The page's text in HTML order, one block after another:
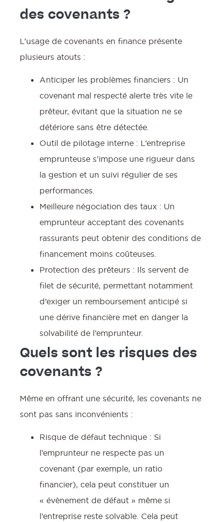
des covenants ?
L’usage de covenants en finance présente
plusieurs atouts :
Anticiper les problèmes financiers : Un
covenant mal respecté alerte très vite le
prêteur, évitant que la situation ne se
détériore sans être détectée.
Outil de pilotage interne : L’entreprise
emprunteuse s’impose une rigueur dans
la gestion et un suivi régulier de ses
performances.
Meilleure négociation des taux : Un
emprunteur acceptant des covenants
rassurants peut obtenir des conditions de
financement moins coûteuses.
Protection des prêteurs : Ils servent de
filet de sécurité, permettant notamment
d’exiger un remboursement anticipé si
une dérive financière met en danger la
solvabilité de l’emprunteur.
Quels sont les risques des
covenants ?
Même en offrant une sécurité, les covenants ne
sont pas sans inconvénients :
Risque de défaut technique : Si
l’emprunteur ne respecte pas un
covenant (par exemple, un ratio
financier), cela peut constituer un
« évènement de défaut » même si
l’entreprise reste solvable. Cela peut